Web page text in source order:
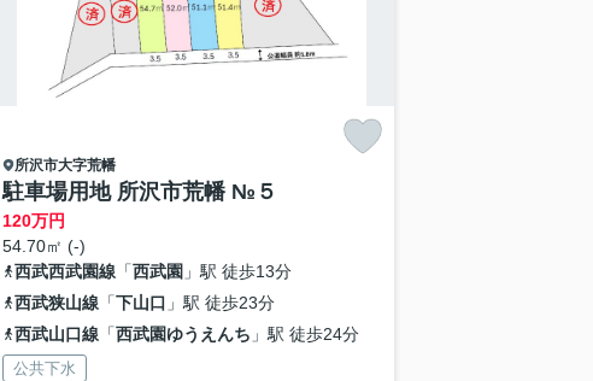
所沢市大字荒幡
駐車場用地 所沢市荒幡 №５
120万円
54.70㎡ (-)
西武西武園線「西武園 」駅 徒歩13分
西武狭山線「下山口 」駅 徒歩23分
西武山口線「西武園ゆうえんち 」駅 徒歩24分
公共下水